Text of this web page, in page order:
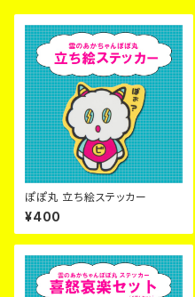
ぽぽ丸 立ち絵ステッカー
¥400